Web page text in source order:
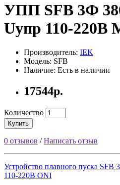
УПП SFB 3Ф
Uупр 110-220В
Производитель: IEK
Модель: SFB
Наличие: Есть в наличии
17544р.
Количество
Купить
0 отзывов /Написать отзыв
Устройство плавного пуска SFB
110-220В ONI